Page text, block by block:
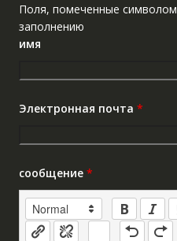
Поля, помеченные символом
заполнению
имя
Электронная почта *
сообщение *